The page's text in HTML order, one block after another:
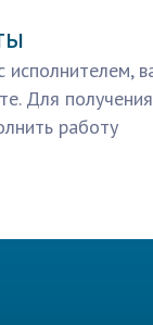
исполнителем,
Для
работу